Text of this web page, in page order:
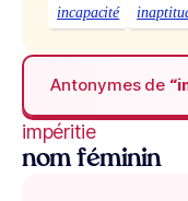
incapacité
Antonymes de
impéritie
nom féminin